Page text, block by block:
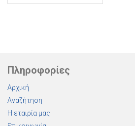
Πληροφορίες
Αρχική
Αναζήτηση
Η εταιρία μας